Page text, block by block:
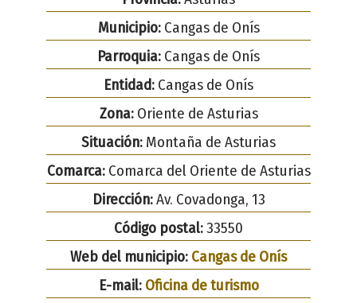
Municipio:Cangas de Onís
Parroquia: Cangas de Onís
Entidad: Cangas de Onís
Zona:Oriente de Asturias
Situación: Montaña de Asturias
Comarca:Comarca del Oriente de Asturias
Dirección:Av. Covadonga, 13
Código postal:33550
Web del municipio: Cangas de Onís
E-mail: Oficina de turismo